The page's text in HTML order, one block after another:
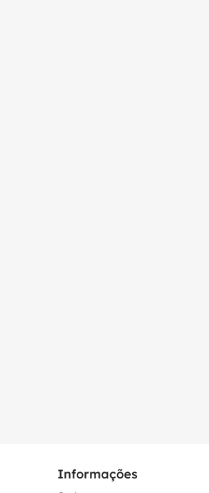
Informações